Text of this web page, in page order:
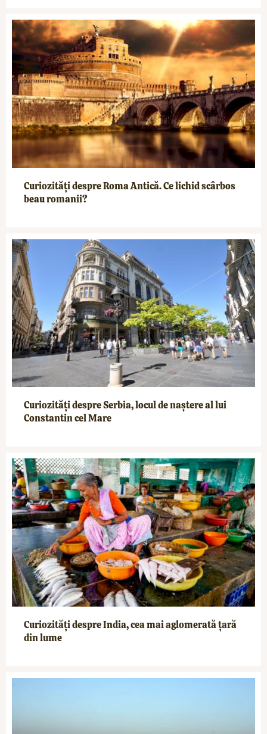
Curiozități despre Roma Antică. Ce lichid scârbos
beau romanii?
Curiozități despre Serbia, locul de naștere al lui
Constantin cel Mare
Curiozități despre India, cea mai aglomerată țară
din lume